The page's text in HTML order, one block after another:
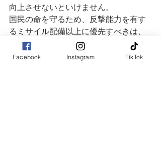
向上させないといけません。
国民の命を守るため、反撃能力を有す
るミサイル配備以上に優先すべきは、
食料安全保障の強化ではないでしょう
か？
Facebook Instagram TikTok